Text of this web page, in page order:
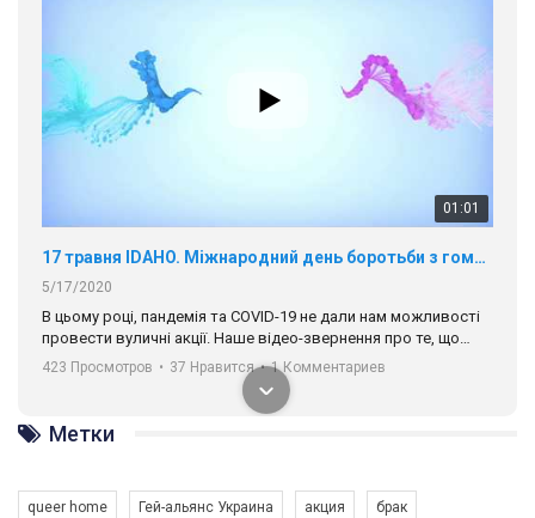
01:01
17 травня IDAHO. Міжнародний день боротьби з гомофобією трансфобією і біфобія.
5/17/2020
В цьому році, пандемія та COVІD-19 не дали нам можливості
провести вуличні акції. Наше відео-звернення про те, що
навіть коли ми у різних містах та не можемо зустрінеться, ми
разом. Ми закликаємо всіх хто поділяє цінності рівності та
солідарності, приєднатися до нас. Регіональні підрозділи
ГАУ є в 16 областях України.
Разом наш голос лунає гучніше!
423 Просмотров • 37 Нравится • 1 Комментариев
Метки
queer home Гей-альянс Украина акция брак